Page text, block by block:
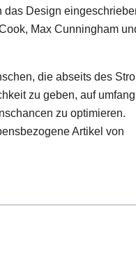
Design
Max Cunningham
die abseits des
zu geben, auf
zu optimieren.
Artikel von